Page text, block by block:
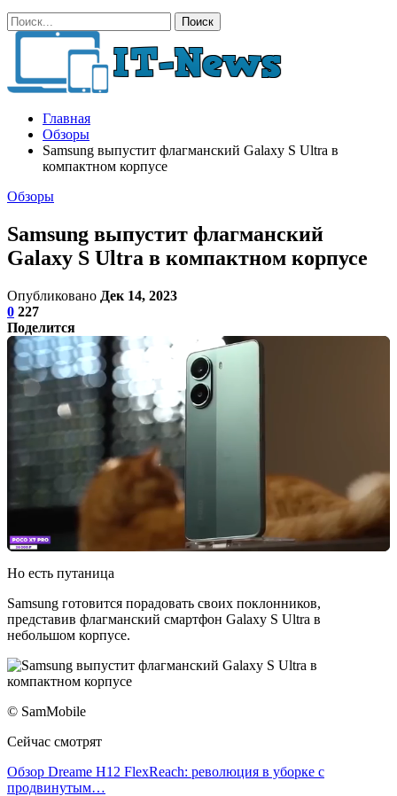
Главная
Обзоры
Samsung выпустит флагманский Galaxy S Ultra в
компактном корпусе
Обзоры
Samsung выпустит флагманский
Galaxy S Ultra в компактном корпусе
Опубликовано Дек 14, 2023
0 227
Поделится
Но есть путаница
Samsung готовится порадовать своих поклонников,
представив флагманский смартфон Galaxy S Ultra в
небольшом корпусе.
© SamMobile
Сейчас смотрят
Обзор Dreame H12 FlexReach: революция в уборке с
продвинутым…